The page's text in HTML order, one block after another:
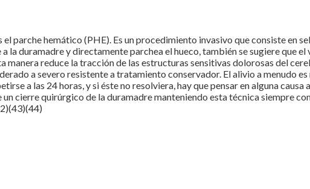
parche hemático (PHE). Es un procedimiento invasivo que consiste en
la duramadre y directamente parchea el hueco, también se sugiere que
manera reduce la tracción de las estructuras sensitivas dolorosas del
a severo resistente a tratamiento conservador. El alivio a menudo
a las 24 horas, y si éste no resolviera, hay que pensar en alguna
cierre quirúrgico de la duramadre manteniendo esta técnica siempre